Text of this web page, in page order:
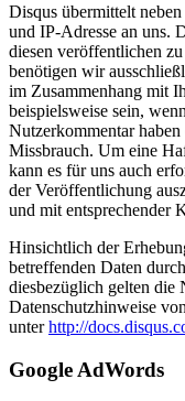
Disqus übermittelt
und IP-Adresse an uns.
diesen veröffentlichen
benötigen wir
im Zusammenhang mit
beispielsweise sein,
Nutzerkommentar
Missbrauch. Um eine
kann es für uns auch
der Veröffentlichung
und mit entsprechender
Hinsichtlich der
betreffenden Daten
diesbezüglich gelten die
Datenschutzhinweise
unterhttp://
Google AdWords